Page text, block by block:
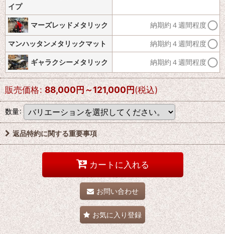
イプ
マーズレッドメタリック 納期約４週間程度
マンハッタンメタリックマット 納期約４週間程度
ギャラクシーメタリック 納期約４週間程度
販売価格: 88,000円～121,000円(税込)
数量:
返品特約に関する重要事項
カートに入れる
お問い合わせ
お気に入り登録